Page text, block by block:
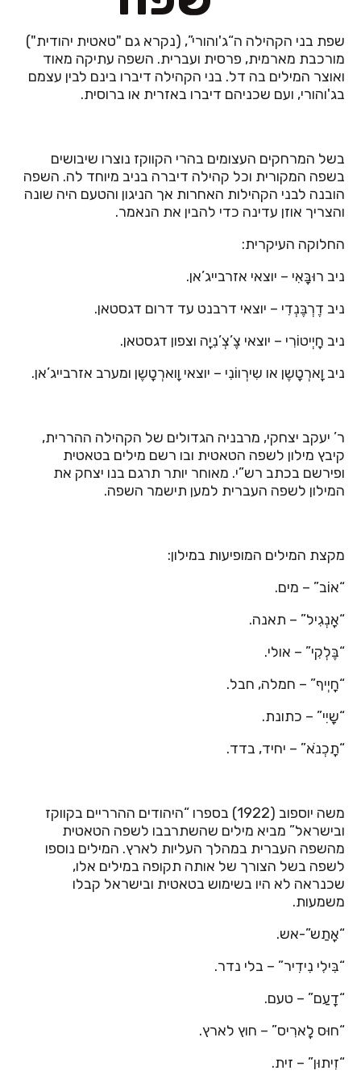
שפת בני הקהילה ה“ג'והורי”, (נקרא גם "טאטית יהודית")
מורכבת מארמית, פרסית ועברית. השפה עתיקה מאוד
ואוצר המילים בה דל. בני הקהילה דיברו בינם לבין עצמם
בג'והורי, ועם שכניהם דיברו באזרית או ברוסית.
בשל המרחקים העצומים בהרי הקווקז נוצרו שיבושים
בשפה המקורית וכל קהילה דיברה בניב מיוחד לה. השפה
הובנה לבני הקהילות האחרות אך הניגון והטעם היה שונה
והצריך אוזן עדינה כדי להבין את הנאמר.
החלוקה העיקרית:
ניב רוּבָּאִי – יוצאי אזרבייג’אן.
ניב דֶרְבֶּנְדִי – יוצאי דרבנט עד דרום דגסטאן.
ניב חָיְיטוֹרִי – יוצאי צֶ’צְ’נִיָה וצפון דגסטאן.
ניב וָארְטָשֶן או שִירְווֹנִי – יוצאי וָוארְטָשֶן ומערב אזרבייג’אן.
ר’ יעקב יצחקי, מרבניה הגדולים של הקהילה ההררית,
קיבץ מילון לשפה הטאטית ובו רשם מילים בטאטית
ופירשם בכתב רש”י. מאוחר יותר תרגם בנו יצחק את
המילון לשפה העברית למען תישמר השפה.
מקצת המילים המופיעות במילון:
“אוֹב” – מים.
“אָנְגִיל” – תאנה.
“בֶּלְקִי” – אולי.
“חָיְיף” – חמלה, חבל.
“שָיִי” – כתונת.
“תָכְנֹא” – יחיד, בדד.
משה יוספוב (1922) בספרו “היהודים ההרריים בקווקז
ובישראל” מביא מילים שהשתרבבו לשפה הטאטית
מהשפה העברית במהלך העליות לארץ. המילים נוספו
לשפה בשל הצורך של אותה תקופה במילים אלו,
שכנראה לא היו בשימוש בטאטית ובישראל קבלו
משמעות.
“אָתַש”-אש.
“בִּילִי נִידִיר” – בלי נדר.
“דָעַם” – טעם.
“חוּס לָארִיס” – חוץ לארץ.
“זִיתוּן” – זית.